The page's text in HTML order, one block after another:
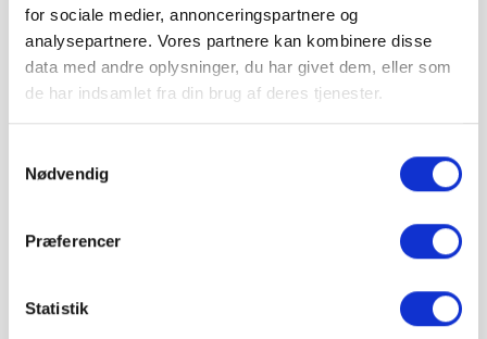
for sociale medier, annonceringspartnere og
analysepartnere. Vores partnere kan kombinere disse
data med andre oplysninger, du har givet dem, eller som
de har indsamlet fra din brug af deres tjenester.
Nødvendig
Præferencer
Statistik
pris 649,99 kr.
Inkl. moms
Læg i kurv
IBF Easyblokke leveres på paller.
Vægt pr. sæt:
Sæt pr. palle:
Levering: